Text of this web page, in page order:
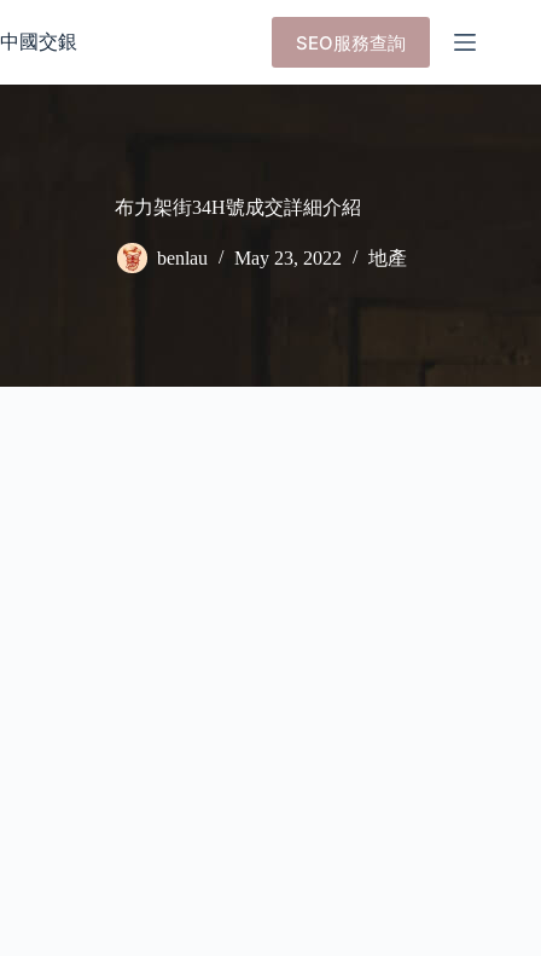
to
content
中國交銀 SEO服務查詢
布力架街34H號成交詳細介紹
benlau May 23, 2022 地產